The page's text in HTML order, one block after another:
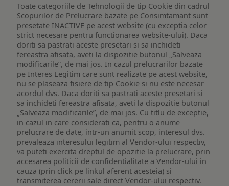
Toate categoriile de Tehnologii de tip Cookie din cadrul
Scopurilor de Prelucrare bazate pe Consimtamant sunt
presetate INACTIVE pe acest website (cu exceptia celor
strict necesare pentru functionarea website-ului). Daca
doriti sa pastrati aceste presetari si sa inchideti
fereastra afisata, aveti la dispozitie butonul „Salveaza
modificarile”, de mai jos. In cazul prelucrarilor bazate
pe Interes Legitim care sunt realizate pe acest website,
nu se plaseaza fisiere de tip Cookie si nu este necesar
acordul dvs. Daca doriti sa pastrati aceste presetari si
sa inchideti fereastra afisata, aveti la dispozitie butonul
„Salveaza modificarile”, de mai jos. Cu titlu de exceptie,
in cazul in care considerati ca, pentru o anume
prelucrare de date, intr-un anumit scop, interesul dvs.
prevaleaza interesului legitim al Vendor-ului respectiv,
va puteti exercita dreptul de opozitie la prelucrare, prin
accesarea politicii de confidentialitate a Vendor-ului in
cauza (prin click pe linkul aferent acesteia) si
transmiterea cererii sale direct Vendor-ului respectiv.